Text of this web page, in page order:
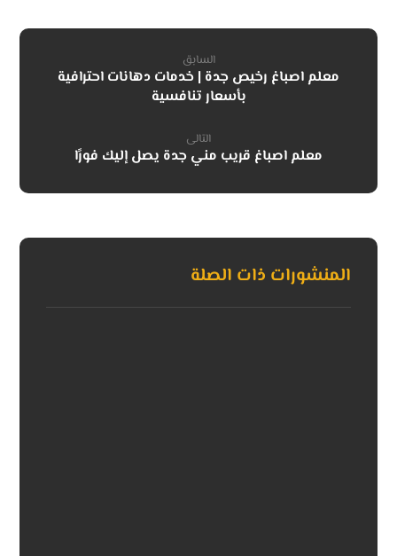
السابق
معلم اصباغ رخيص جدة | خدمات دهانات احترافية
بأسعار تنافسية
التالى
معلم اصباغ قريب مني جدة يصل إليك فورًا
المنشورات ذات الصلة